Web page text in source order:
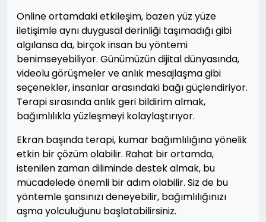
Online ortamdaki etkileşim, bazen yüz yüze
iletişimle aynı duygusal derinliği taşımadığı gibi
algılansa da, birçok insan bu yöntemi
benimseyebiliyor. Günümüzün dijital dünyasında,
videolu görüşmeler ve anlık mesajlaşma gibi
seçenekler, insanlar arasındaki bağı güçlendiriyor.
Terapi sırasında anlık geri bildirim almak,
bağımlılıkla yüzleşmeyi kolaylaştırıyor.
Ekran başında terapi, kumar bağımlılığına yönelik
etkin bir çözüm olabilir. Rahat bir ortamda,
istenilen zaman diliminde destek almak, bu
mücadelede önemli bir adım olabilir. Siz de bu
yöntemle şansınızı deneyebilir, bağımlılığınızı
aşma yolculuğunu başlatabilirsiniz.